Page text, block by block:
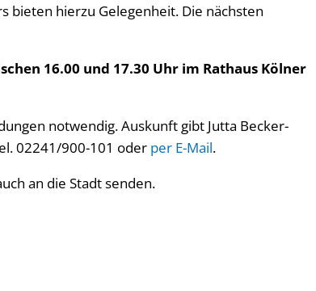
bieten hierzu Gelegenheit. Die nächsten
16.00 und 17.30 Uhr im Rathaus Kölner
notwendig. Auskunft gibt Jutta Becker-
02241/900-101 oder per E-Mail.
an die Stadt senden.